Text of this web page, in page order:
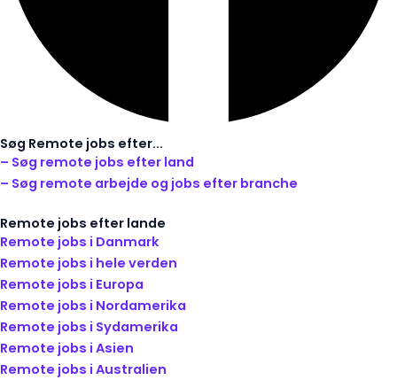
Søg Remote jobs efter...
– Søg remote jobs efter land
– Søg remote arbejde og jobs efter branche
Remote jobs efter lande
Remote jobs i Danmark
Remote jobs i hele verden
Remote jobs i Europa
Remote jobs i Nordamerika
Remote jobs i Sydamerika
Remote jobs i Asien
Remote jobs i Australien